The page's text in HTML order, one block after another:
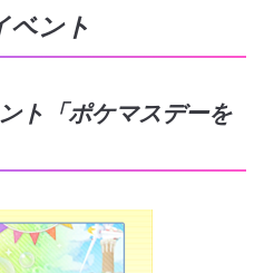
ベント
ト「ポケマスデーを